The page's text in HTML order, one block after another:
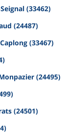
(33462)
(24487)
(33467)
(24495)
(24501)